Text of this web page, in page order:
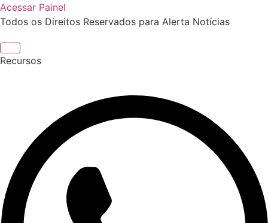
Acessar Painel
Todos os Direitos Reservados para Alerta Notícias
Recursos